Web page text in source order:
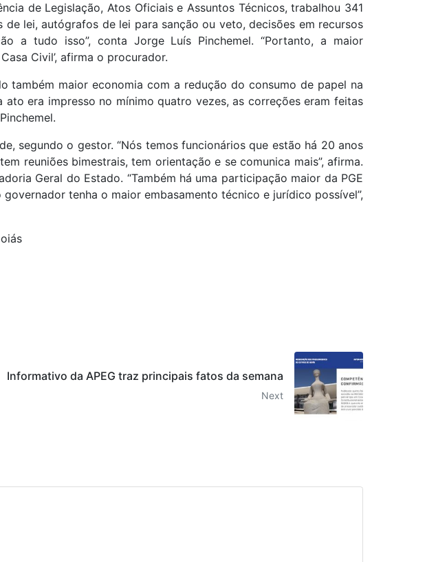
de Legislação, Atos Oficiais e Assuntos Técnicos, trabalhou 341
lei, autógrafos de lei para sanção ou veto, decisões em recursos
a tudo isso”, conta Jorge Luís Pinchemel. “Portanto, a maior
Civil’, afirma o procurador.
também maior economia com a redução do consumo de papel na
era impresso no mínimo quatro vezes, as correções eram feitas
segundo o gestor. “Nós temos funcionários que estão há 20 anos
reuniões bimestrais, tem orientação e se comunica mais”, afirma.
Geral do Estado. “Também há uma participação maior da PGE
tenha o maior embasamento técnico e jurídico possível”,
Informativo da APEG traz principais fatos da semana
Next